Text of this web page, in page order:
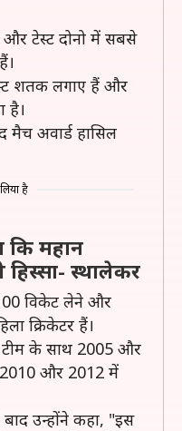
और टेस्ट दोनो में सबसे
शतक लगाए हैं और
है।
अवार्ड हासिल
है
कि महान
हिस्सा- स्थालेकर
विकेट लेने और
क्रिकेटर हैं।
टीम के साथ 2005 और
2010 और 2012 में
उन्होंने कहा, "इस